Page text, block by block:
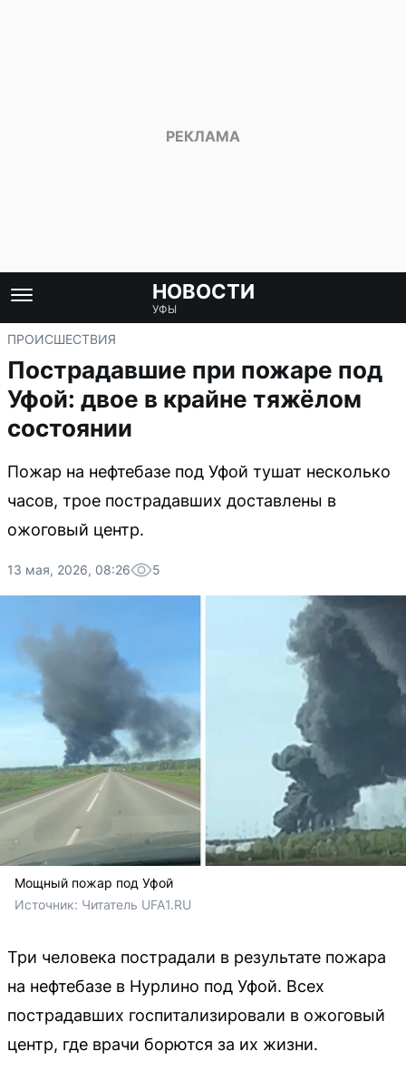
НОВОСТИ
УФЫ
ПРОИСШЕСТВИЯ
Пострадавшие при пожаре под
Уфой: двое в крайне тяжёлом
состоянии
Пожар на нефтебазе под Уфой тушат несколько
часов, трое пострадавших доставлены в
ожоговый центр.
13 мая, 2026, 08:26 5
Мощный пожар под Уфой
Источник: Читатель UFA1.RU
Три человека пострадали в результате пожара
на нефтебазе в Нурлино под Уфой. Всех
пострадавших госпитализировали в ожоговый
центр, где врачи борются за их жизни.